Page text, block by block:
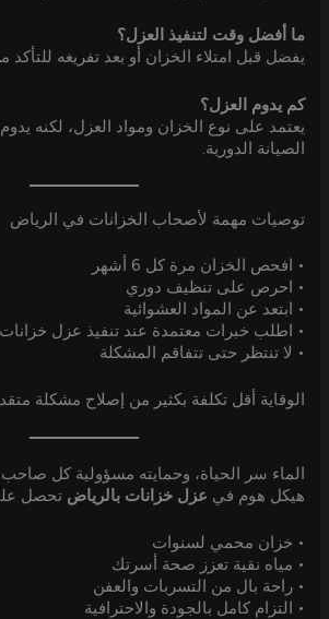
ما أفضل وقت لتنفيذ العزل؟
يفضل قبل امتلاء الخزان أو بعد تفريغه للتأكد
كم يدوم العزل؟
يعتمد على نوع الخزان ومواد العزل، لكنه
الصيانة الدورية.
توصيات مهمة لأصحاب الخزانات في الرياض
• افحص الخزان مرة كل 6 أشهر
• احرص على تنظيف دوري
• ابتعد عن المواد العشوائية
• اطلب خبرات معتمدة عند تنفيذ عزل
• لا تنتظر حتى تتفاقم المشكلة
الوقاية أقل تكلفة بكثير من إصلاح مشكلة
الماء سر الحياة، وحمايته مسؤولية كل
هيكل هوم في عزل خزانات بالرياض تحصل
• خزان محمي لسنوات
• مياه نقية تعزز صحة أسرتك
• راحة بال من التسربات والعفن
• التزام كامل بالجودة والاحترافية